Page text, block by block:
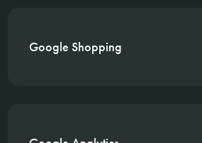
Google Shopping